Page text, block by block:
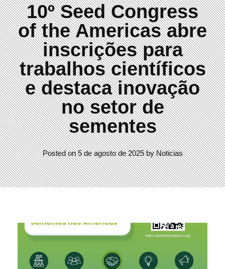
10º Seed Congress
of the Americas abre
inscrições para
trabalhos científicos
e destaca inovação
no setor de
sementes
Posted on 5 de agosto de 2025 by Noticias